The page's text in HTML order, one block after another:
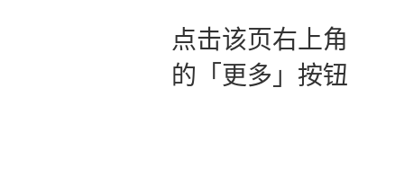
点击该页右上角
的「更多」按钮